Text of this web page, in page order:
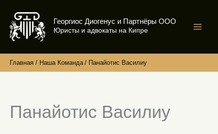
содержимому
Георгиос Диогенус и Партнёры ООО
Юристы и адвокаты на Кипре
Главная Наша Команда Панайотис Василиу
Панайотис Василиу